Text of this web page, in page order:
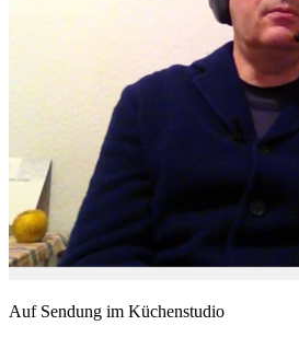
Auf Sendung im Küchenstudio